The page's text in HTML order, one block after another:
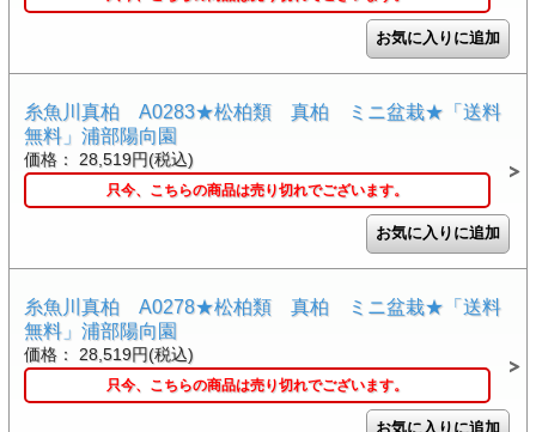
糸魚川真柏 A0283★松柏類 真柏 ミニ盆栽★「送料
無料」浦部陽向園
価格： 28,519円(税込)
只今、こちらの商品は売り切れでございます。
糸魚川真柏 A0278★松柏類 真柏 ミニ盆栽★「送料
無料」浦部陽向園
価格： 28,519円(税込)
只今、こちらの商品は売り切れでございます。